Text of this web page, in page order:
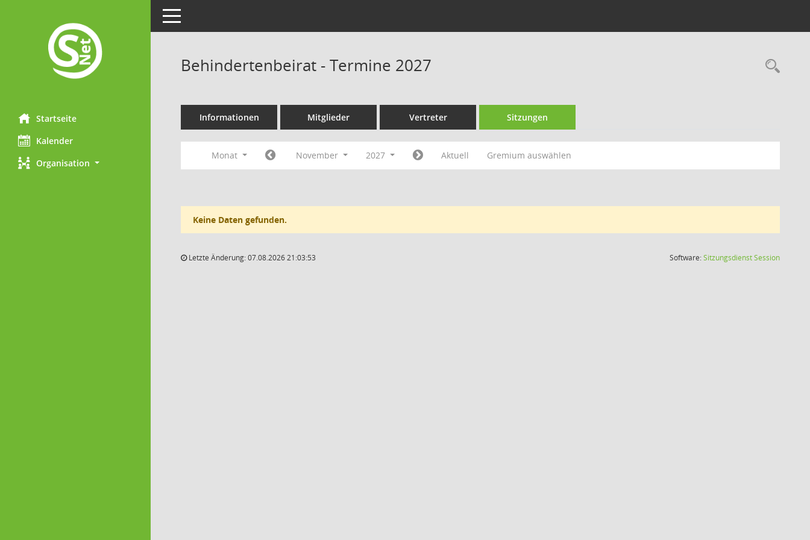
Startseite
Kalender
Organisation
Toggle navigation
Behindertenbeirat - Termine 2027
Informationen Mitglieder Vertreter Sitzungen
Monat November 2027 Aktuell Gremium auswählen
Keine Daten gefunden.
Letzte Änderung: 07.08.2026 21:03:53 Software:SitzungsdienstSession(Wird in